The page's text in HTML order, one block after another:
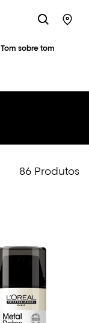
Tom sobre tom
86 Produtos